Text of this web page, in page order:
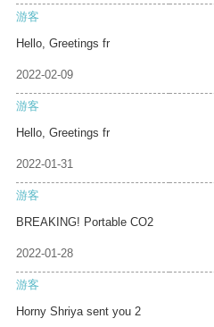
游客
Hello, Greetings fr
2022-02-09
游客
Hello, Greetings fr
2022-01-31
游客
BREAKING! Portable CO2
2022-01-28
游客
Horny Shriya sent you 2